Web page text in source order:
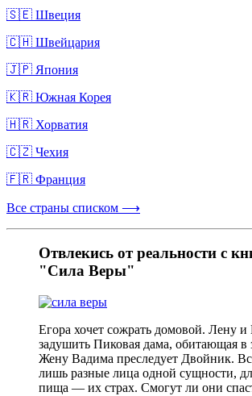
🇸🇪 Швеция
🇨🇭 Швейцария
🇯🇵 Япония
🇰🇷 Южная Корея
🇭🇷 Хорватия
🇨🇿 Чехия
🇫🇷 Франция
Все страны списком ⟶
Отвлекись от реальности с
"Сила Веры"
Егора хочет сожрать домовой. Лену и
задушить Пиковая дама, обитающая в
Жену Вадима преследует Двойник.
лишь разные лица одной сущности,
пища — их страх. Смогут ли они